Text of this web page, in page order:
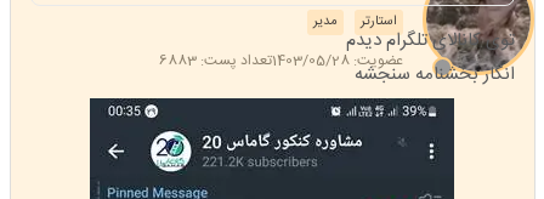
مدیر استارتر
عضویت: 1403/05/28 تعداد پست: 6883
توی کانالای تلگرام دیدم
انگار بخشنامه سنجشه